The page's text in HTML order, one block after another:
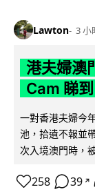
Lawton 3 小
港夫婦澳
Cam 睇
一對香港夫婦今
池，拾遺不報並
次入境澳門時，
258 39 ↗